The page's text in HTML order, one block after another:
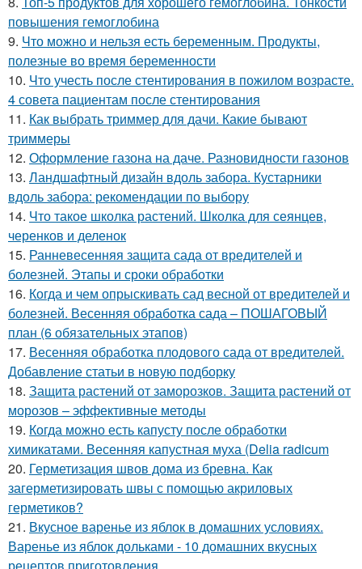
повышения гемоглобина
9. Что можно и нельзя есть беременным. Продукты,
полезные во время беременности
10. Что учесть после стентирования в пожилом возрасте.
4 совета пациентам после стентирования
11. Как выбрать триммер для дачи. Какие бывают
триммеры
12. Оформление газона на даче. Разновидности газонов
13. Ландшафтный дизайн вдоль забора. Кустарники
вдоль забора: рекомендации по выбору
14. Что такое школка растений. Школка для сеянцев,
черенков и деленок
15. Ранневесенняя защита сада от вредителей и
болезней. Этапы и сроки обработки
16. Когда и чем опрыскивать сад весной от вредителей и
болезней. Весенняя обработка сада – ПОШАГОВЫЙ
план (6 обязательных этапов)
17. Весенняя обработка плодового сада от вредителей.
Добавление статьи в новую подборку
18. Защита растений от заморозков. Защита растений от
морозов – эффективные методы
19. Когда можно есть капусту после обработки
химикатами. Весенняя капустная муха (Delia radicum
20. Герметизация швов дома из бревна. Как
загерметизировать швы с помощью акриловых
герметиков?
21. Вкусное варенье из яблок в домашних условиях.
Варенье из яблок дольками - 10 домашних вкусных